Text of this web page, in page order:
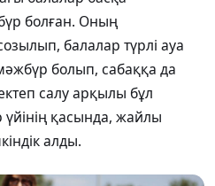
болған. Оның
балалар түрлі ауа
болып, сабаққа да
салу арқылы бұл
қасында, жайлы
алды.